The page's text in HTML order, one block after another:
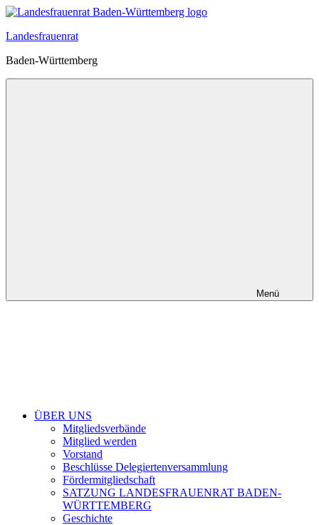
Zum
springen
Landesfrauenrat
Baden-Württemberg
Menü
ÜBER UNS
Mitgliedsverbände
Mitglied werden
Vorstand
Beschlüsse Delegiertenversammlung
Fördermitgliedschaft
SATZUNG LANDESFRAUENRAT BADEN-
WÜRTTEMBERG
Geschichte